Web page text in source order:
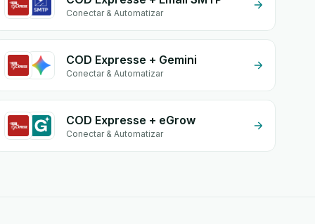
Conectar & Automatizar
COD Expresse + Gemini
Conectar & Automatizar
COD Expresse + eGrow
Conectar & Automatizar